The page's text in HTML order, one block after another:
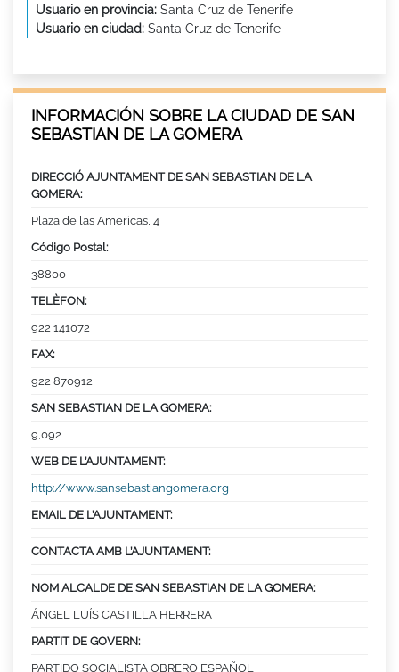
Usuario en provincia: Santa Cruz de Tenerife
Usuario en ciudad: Santa Cruz de Tenerife
INFORMACIÓN SOBRE LA CIUDAD DE SAN
SEBASTIAN DE LA GOMERA
DIRECCIÓ AJUNTAMENT DE SAN SEBASTIAN DE LA
GOMERA:
Plaza de las Americas, 4
Código Postal:
38800
TELÈFON:
922 141072
FAX:
922 870912
SAN SEBASTIAN DE LA GOMERA:
9,092
WEB DE L’AJUNTAMENT:
http://www.sansebastiangomera.org
EMAIL DE L’AJUNTAMENT:
CONTACTA AMB L’AJUNTAMENT:
NOM ALCALDE DE SAN SEBASTIAN DE LA GOMERA:
ÁNGEL LUÍS CASTILLA HERRERA
PARTIT DE GOVERN:
PARTIDO SOCIALISTA OBRERO ESPAÑOL